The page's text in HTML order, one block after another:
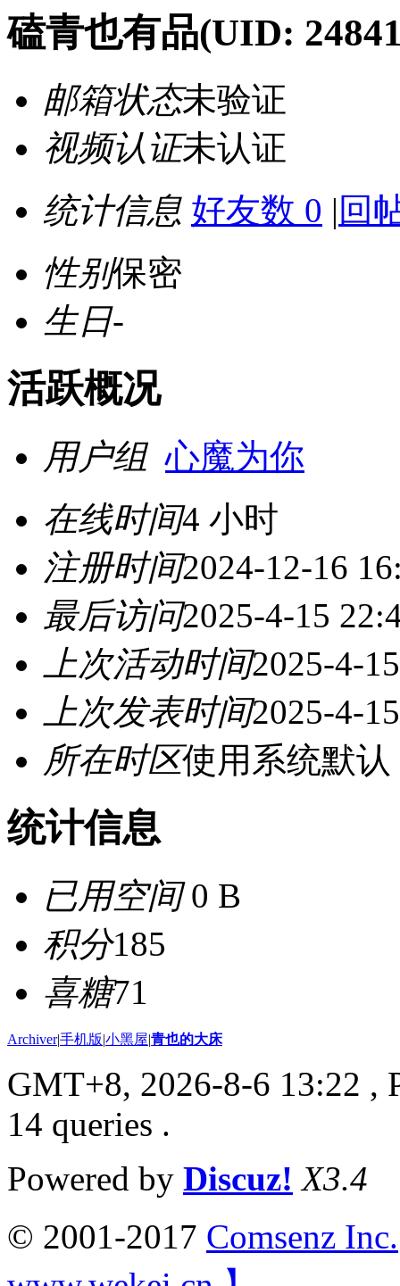
磕青也有品(UID:
邮箱状态未验证
视频认证未认证
统计信息 好友数 0 | 回
性别保密
生日-
活跃概况
用户组心魔为你
在线时间4 小时
注册时间2024-12-16
最后访问2025-4-15
上次活动时间2025-4-
上次发表时间2025-4-
所在时区使用系统默认
统计信息
已用空间0 B
积分185
喜糖71
Archiver|手机版|小黑屋|青也的大床
GMT+8, 2026-8-6 13:22 ,
14 queries .
Powered by Discuz! X3.4
© 2001-2017 Comsenz Inc.